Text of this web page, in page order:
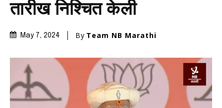
तारीख निश्चित केली
May 7, 2024 By Team NB Marathi